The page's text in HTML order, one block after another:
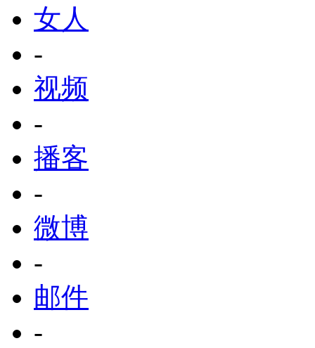
女人
-
视频
-
播客
-
微博
-
邮件
-